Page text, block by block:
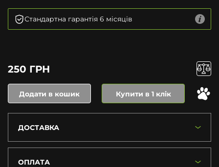
Стандартна гарантія 6 місяців
250 ГРН
Додати в кошик Купити в 1 клік
ДОСТАВКА
ОПЛАТА